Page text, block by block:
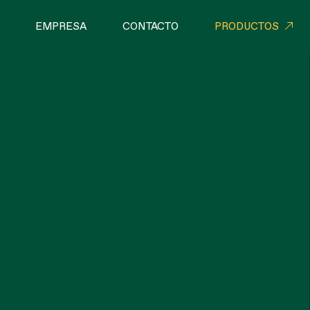
PRODUCTOS
EMPRESA CONTACTO